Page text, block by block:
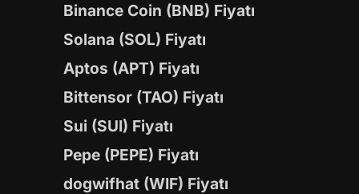
Binance Coin (BNB) Fiyatı
Solana (SOL) Fiyatı
Aptos (APT) Fiyatı
Bittensor (TAO) Fiyatı
Sui (SUI) Fiyatı
Pepe (PEPE) Fiyatı
dogwifhat (WIF) Fiyatı